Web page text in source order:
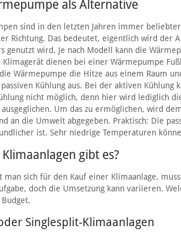
als Alternative
sind in den letzten Jahren immer
Richtung. Das bedeutet, eigentlich wird der
genutzt wird. Je nach Modell kann die
Klimagerät dienen bei einer Wärmepumpe
Wärmepumpe die Hitze aus einem Raum
Kühlung aus. Bei der aktiven
nicht möglich, denn hier wird lediglich
ausgeglichen. Um das zu ermöglichen, wird
an die Umwelt abgegeben. Praktisch: Die
ist. Sehr niedrige Temperaturen
gibt es?
man sich für den Kauf einer Klimaanlage,
doch die Umsetzung kann variieren.
Singlesplit-Klimaanlagen